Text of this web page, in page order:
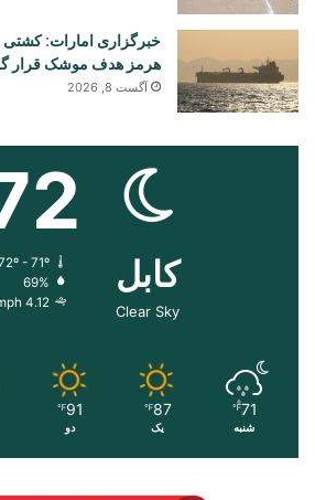
خبرگزاری امارات: کشتی
هرمز هدف موشک قرار
آگست 8, 2026
کابل
Clear Sky
72º - 71º
69%
4.12 mph
71
℉
شنبه
87
℉
یک
91
℉
دو